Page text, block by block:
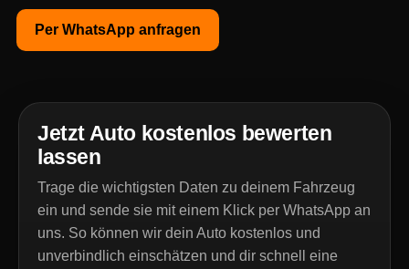
Per WhatsApp anfragen
Jetzt Auto kostenlos bewerten
lassen
Trage die wichtigsten Daten zu deinem Fahrzeug
ein und sende sie mit einem Klick per WhatsApp an
uns. So können wir dein Auto kostenlos und
unverbindlich einschätzen und dir schnell eine